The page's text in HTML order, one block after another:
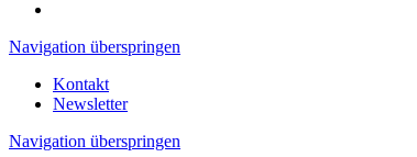
Navigation überspringen
Kontakt
Newsletter
Navigation überspringen